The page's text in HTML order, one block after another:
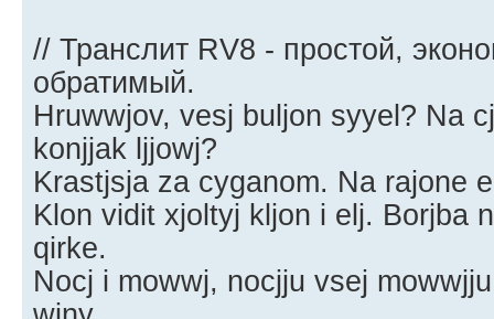
// Транслит RV8 - простой,
обратимый.
Hruwwjov, vesj buljon syyel? Na
konjjak ljjowj?
Krastjsja za cyganom. Na rajone
Klon vidit xjoltyj kljon i elj. Borjba
qirke.
Nocj i mowwj, nocjju vsej